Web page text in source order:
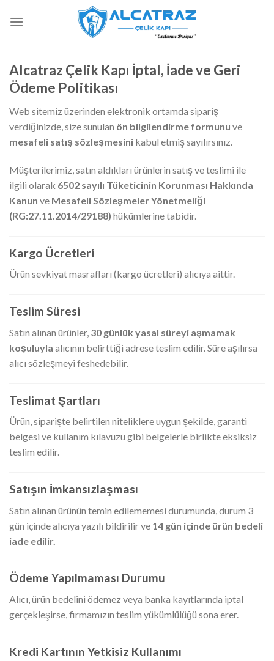
atla
Alcatraz Çelik Kapı İptal, İade ve Geri
Ödeme Politikası
Web sitemiz üzerinden elektronik ortamda sipariş
verdiğinizde, size sunulan ön bilgilendirme formunu ve
mesafeli satış sözleşmesini kabul etmiş sayılırsınız.
Müşterilerimiz, satın aldıkları ürünlerin satış ve teslimi ile
ilgili olarak 6502 sayılı Tüketicinin Korunması Hakkında
Kanun ve Mesafeli Sözleşmeler Yönetmeliği
(RG:27.11.2014/29188) hükümlerine tabidir.
Kargo Ücretleri
Ürün sevkiyat masrafları (kargo ücretleri) alıcıya aittir.
Teslim Süresi
Satın alınan ürünler, 30 günlük yasal süreyi aşmamak
koşuluyla alıcının belirttiği adrese teslim edilir. Süre aşılırsa
alıcı sözleşmeyi feshedebilir.
Teslimat Şartları
Ürün, siparişte belirtilen niteliklere uygun şekilde, garanti
belgesi ve kullanım kılavuzu gibi belgelerle birlikte eksiksiz
teslim edilir.
Satışın İmkansızlaşması
Satın alınan ürünün temin edilememesi durumunda, durum 3
gün içinde alıcıya yazılı bildirilir ve 14 gün içinde ürün bedeli
iade edilir.
Ödeme Yapılmaması Durumu
Alıcı, ürün bedelini ödemez veya banka kayıtlarında iptal
gerçekleşirse, firmamızın teslim yükümlülüğü sona erer.
Kredi Kartının Yetkisiz Kullanımı